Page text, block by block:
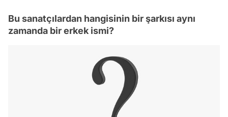
Bu sanatçılardan hangisinin bir şarkısı aynı
zamanda bir erkek ismi?